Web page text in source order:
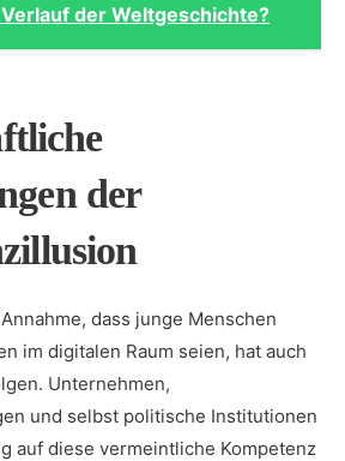
der Weltgeschichte?
der
dass junge Menschen
im digitalen Raum seien, hat auch
Unternehmen,
und selbst politische Institutionen
auf diese vermeintliche Kompetenz